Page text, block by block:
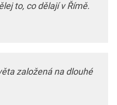
to, co dělají v Římě.
založená na dlouhé